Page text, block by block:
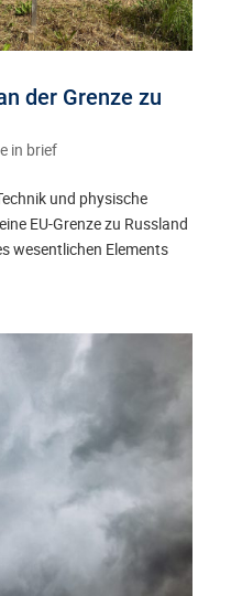
der Grenze zu
in brief
und physische
EU-Grenze zu Russland
wesentlichen Elements